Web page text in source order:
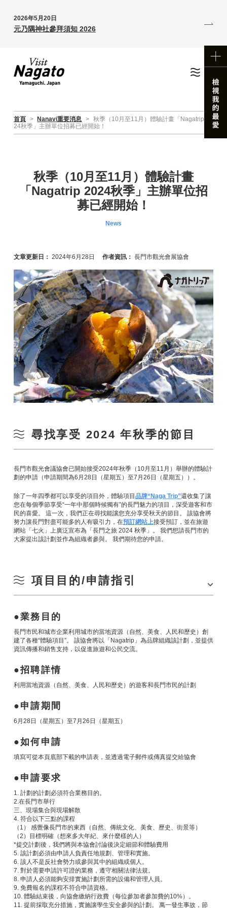
2026年5月20日
元乃隅神社參拜須知 2026
首頁 > Nanavi重要消息 > 秋季（10月至11月）體驗計畫「Nagatrip 20
24秋季」主辦單位招募已經開始！
秋季（10月至11月）體驗計畫
「Nagatrip 2024秋季」主辦單位招
募已經開始！
News
文章更新日： 2024年6月28日 作者資訊： 長門市觀光會展協會
尋找享受 2024 年秋季的節目
長門市觀光會議協會已開始接受2024年秋季（10月至11月）舉辦的體驗計
劃的申請（申請期間為6月28日（星期五）至7月26日（星期五））。
除了一年四季都可以享受的項目外，體驗項目品牌“Naga Trip”還收集了讓
您在每個季節享受“一年中那個時候獨有”的長門魅力的項目，深受遊客和市
民的喜愛。 這一次，我們正在尋找能讓您充分享受秋天的節目。 該協會將
努力讓長門對盡可能多的人有吸引力，在預訂網站上接受預訂，並在旅遊
網站「七火」上廣泛宣布為「長門之旅 2024 秋季」。 我們想請長門市的
大家提出該計劃並作為組織者參與。 我們期待您的申請。
項目目的/申請指引
業務目的
長門市民和城市企業利用城市的當地資源（自然、美食、人民和歷史）創
建了各種“體驗項目”。 該協會將以「Nagatrip」為品牌組織該計劃，並提供
資訊傳播和銷售支持，以促進旅遊和公民交流。
招聘詳情
利用當地資源（自然、美食、人民和歷史）的遊客和長門市民的計劃
申請期間
6月28日（星期五）至7月26日（星期五）
如何申請
填寫可從本頁底部下載的申請表，並透過電子郵件或傳真提交給協會
申請要求
1. 計劃的計劃必須符合業務目的。
2.在長門市舉行
三、現場集合與現場解散
4. 符合以下三點的課程
（1） 感覺像長門市的東西（自然、傳統文化、美食、歷史、街景等）
（2）目標明確（想來多大年紀、來什麼樣的人）
*提交計劃後，我們將與本協會討論後決定細節和體驗費用
5. 該計劃必須由申請人負責任地規劃、管理和實施。
6. 該人不是反社會勢力或參與其中的組織或個人。
7. 對於需要申請許可證的業務，遵守相關法律法規。
8. 申請人必須能夠安排實施計劃所需的設備和管理人員。
9. 免費報名的課程不符合申請資格。
10. 體驗結束後，向協會繳納行政費（每位參加者參加費的10%）。
11. 提前採取充分措施，實施讓學生安全參與的計劃。 萬一發生事故，節